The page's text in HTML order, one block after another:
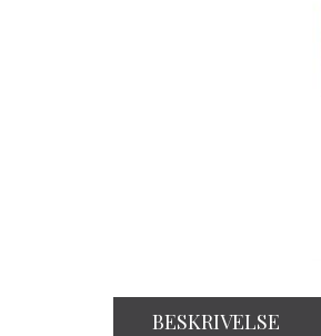
BESKRIVELSE